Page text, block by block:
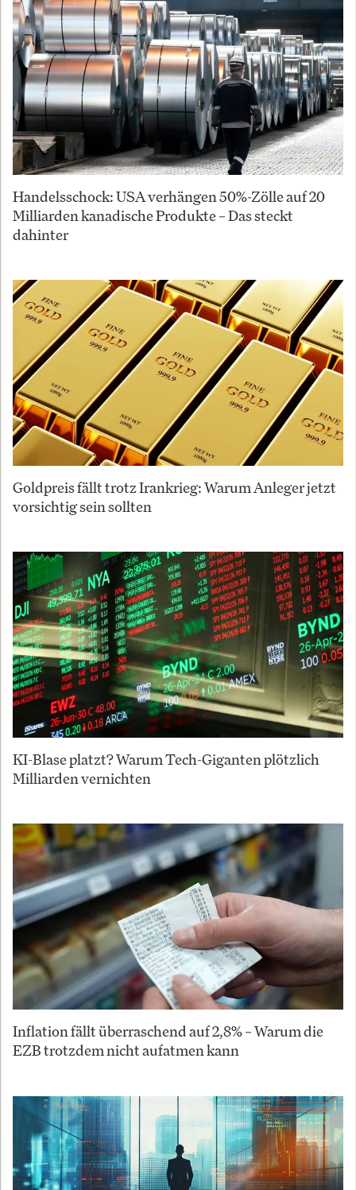
Handelsschock: USA verhängen 50%-Zölle auf 20
Milliarden kanadische Produkte – Das steckt
dahinter
Goldpreis fällt trotz Irankrieg: Warum Anleger jetzt
vorsichtig sein sollten
KI-Blase platzt? Warum Tech-Giganten plötzlich
Milliarden vernichten
Inflation fällt überraschend auf 2,8% – Warum die
EZB trotzdem nicht aufatmen kann